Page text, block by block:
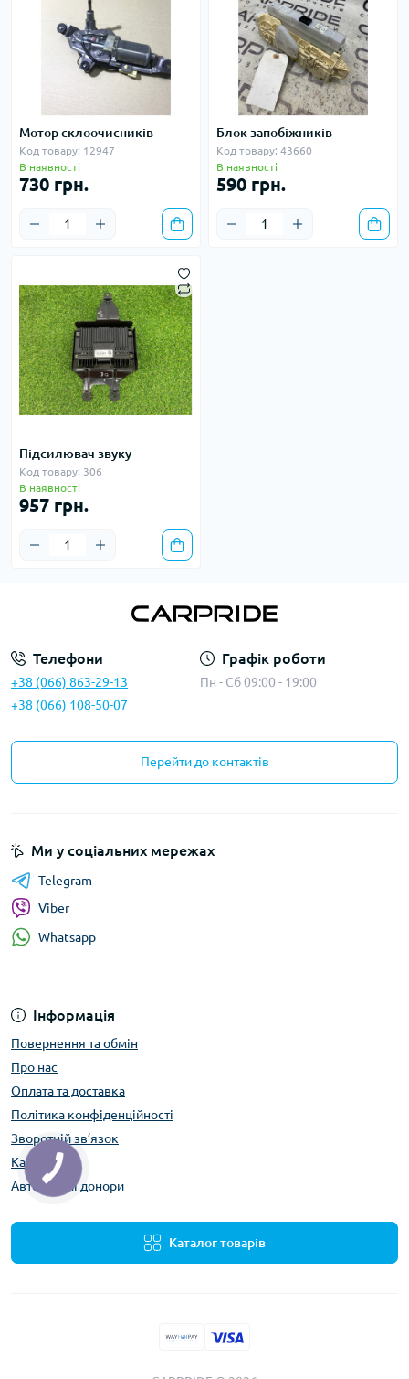
Мотор склоочисників
Код товару: 12947
В наявності
730 грн.
Блок запобіжників
Код товару: 43660
В наявності
590 грн.
Підсилювач звуку
Код товару: 306
В наявності
957 грн.
Телефони
+38 (066) 863-29-13
+38 (066) 108-50-07
Графік роботи
Пн - Сб 09:00 - 19:00
Перейти до контактів
Інформація
Повернення та обмін
Про нас
Оплата та доставка
Політика конфіденційності
Зворотній зв’язок
Карта сайту
Автомобілі донори
Каталог товарів
Ми у соціальних мережах
Telegram
Viber
Whatsapp